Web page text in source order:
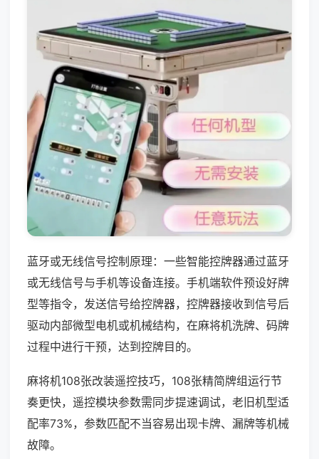
蓝牙或无线信号控制原理：一些智能控牌器通过蓝牙
或无线信号与手机等设备连接。手机端软件预设好牌
型等指令，发送信号给控牌器，控牌器接收到信号后
驱动内部微型电机或机械结构，在麻将机洗牌、码牌
过程中进行干预，达到控牌目的。
麻将机108张改装遥控技巧，108张精简牌组运行节
奏更快，遥控模块参数需同步提速调试，老旧机型适
配率73%，参数匹配不当容易出现卡牌、漏牌等机械
故障。